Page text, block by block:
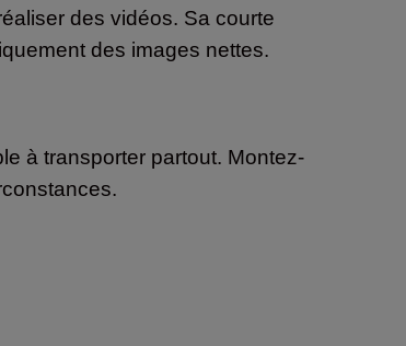
des vidéos. Sa courte
des images nettes.
à transporter partout. Montez-